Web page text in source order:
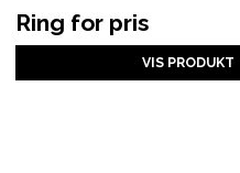
Ring for pris
VIS PRODUKT